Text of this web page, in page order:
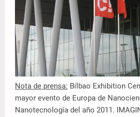
Nota de prensa: Bilbao Exhibition
mayor evento de Europa de
Nanotecnología del año 2011.